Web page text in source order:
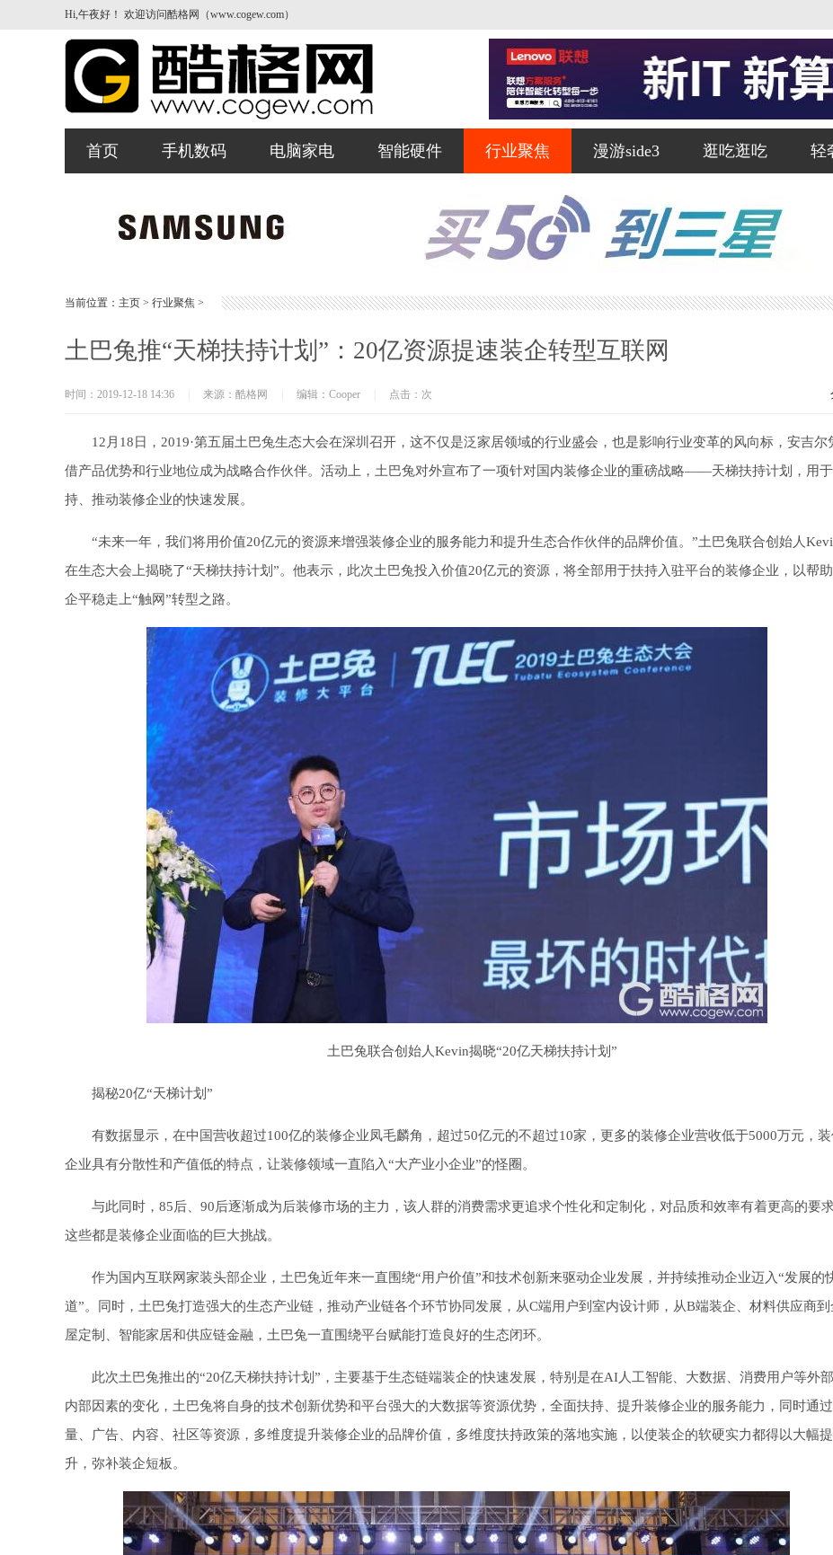
Hi,午夜好！ 欢迎访问酷格网（www.cogew.com）
首页 手机数码 电脑家电 智能硬件 行业聚焦 漫游side3 逛吃逛吃 轻
当前位置： 主页 > 行业聚焦 >
土巴兔推“天梯扶持计划”：20亿资源提速装企转型互联网
时间：2019-12-18 14:36 来源：酷格网 编辑：Cooper 点击： 次
12月18日，2019·第五届土巴兔生态大会在深圳召开，这不仅是泛家居领域的行业盛会，也是影响行业变革的风向标，安吉尔
借产品优势和行业地位成为战略合作伙伴。活动上，土巴兔对外宣布了一项针对国内装修企业的重磅战略——天梯扶持计划，用
持、推动装修企业的快速发展。
“未来一年，我们将用价值20亿元的资源来增强装修企业的服务能力和提升生态合作伙伴的品牌价值。”土巴兔联合创始人
在生态大会上揭晓了“天梯扶持计划”。他表示，此次土巴兔投入价值20亿元的资源，将全部用于扶持入驻平台的装修企业，以帮
企平稳走上“触网”转型之路。
土巴兔联合创始人Kevin揭晓“20亿天梯扶持计划”
揭秘20亿“天梯计划”
有数据显示，在中国营收超过100亿的装修企业凤毛麟角，超过50亿元的不超过10家，更多的装修企业营收低于5000万元，装
企业具有分散性和产值低的特点，让装修领域一直陷入“大产业小企业”的怪圈。
与此同时，85后、90后逐渐成为后装修市场的主力，该人群的消费需求更追求个性化和定制化，对品质和效率有着更高的要求
这些都是装修企业面临的巨大挑战。
作为国内互联网家装头部企业，土巴兔近年来一直围绕“用户价值”和技术创新来驱动企业发展，并持续推动企业迈入“发展的
道”。同时，土巴兔打造强大的生态产业链，推动产业链各个环节协同发展，从C端用户到室内设计师，从B端装企、材料供应商到
屋定制、智能家居和供应链金融，土巴兔一直围绕平台赋能打造良好的生态闭环。
此次土巴兔推出的“20亿天梯扶持计划”，主要基于生态链端装企的快速发展，特别是在AI人工智能、大数据、消费用户等外
内部因素的变化，土巴兔将自身的技术创新优势和平台强大的大数据等资源优势，全面扶持、提升装修企业的服务能力，同时通
量、广告、内容、社区等资源，多维度提升装修企业的品牌价值，多维度扶持政策的落地实施，以使装企的软硬实力都得以大幅提
升，弥补装企短板。